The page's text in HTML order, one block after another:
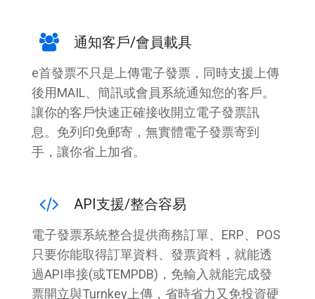
通知客戶/會員載具
e首發票不只是上傳電子發票，同時支援上傳
後用MAIL、簡訊或會員系統通知您的客戶。
讓你的客戶快速正確接收開立電子發票訊
息。免列印免郵寄，無實體電子發票寄到
手，讓你省上加省。
API支援/整合容易
電子發票系統整合提供商務訂單、ERP、POS
只要你能取得訂單資料、發票資料，就能透
過API串接(或TEMPDB)，免輸入就能完成發
票開立與Turnkey上傳，省時省力又免投資硬